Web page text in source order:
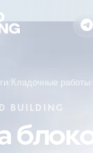
Кладочные работы
BUILDING